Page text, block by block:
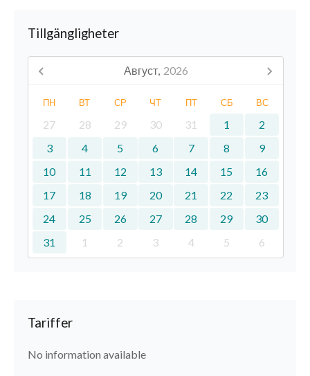
Tillgängligheter
Август, 2026
ПН ВТ СР ЧТ ПТ СБ ВС
27 28 29 30 31 1
2
3
4 5 6 7 8
9
10
11 12 13 14 15
16
17
18 19 20 21 22
23
24
25 26 27 28 29
30
31
1 2 3 4 5 6
Tariffer
No information available